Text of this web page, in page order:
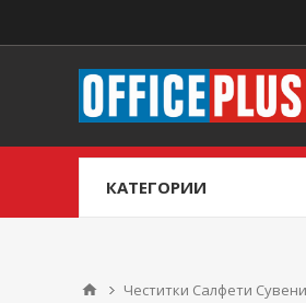
КАТЕГОРИИ
Честитки Салфети